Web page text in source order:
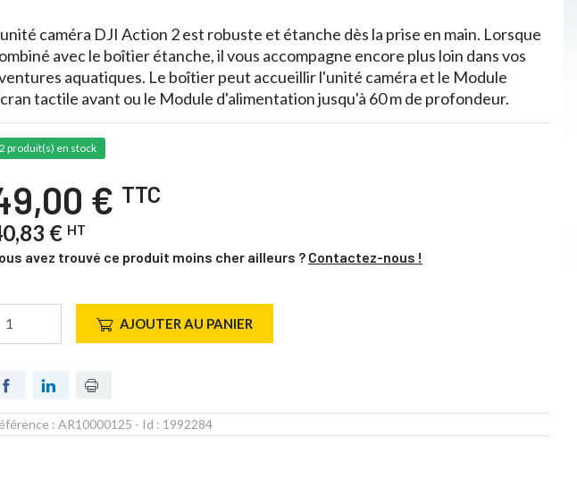
caméra DJI Action 2 est robuste et étanche dès la prise en main. Lorsque
avec le boîtier étanche, il vous accompagne encore plus loin dans vos
aquatiques. Le boîtier peut accueillir l'unité caméra et le Module
tactile avant ou le Module d'alimentation jusqu'à 60 m de profondeur.
2 produit(s) en stock
€ TTC
€ HT
avez trouvé ce produit moins cher ailleurs ? Contactez-nous !
AJOUTER AU PANIER
: AR10000125 - Id : 1992284